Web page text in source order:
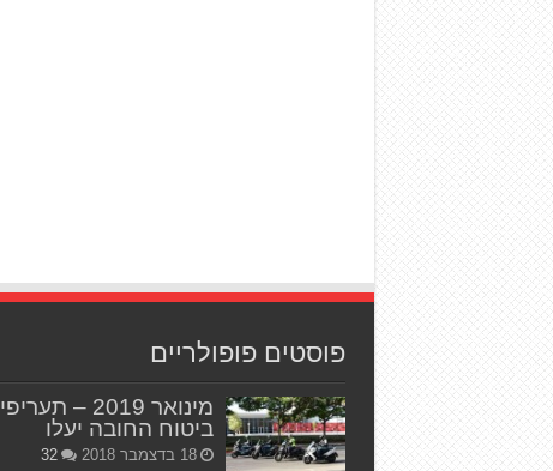
פוסטים פופולריים
מינואר 2019 – תעריפי
ביטוח החובה יעלו
18 בדצמבר 2018 32